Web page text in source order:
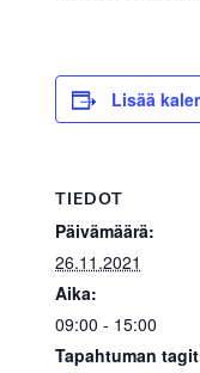
Lisää
TIEDOT
Päivämäärä:
26.11.2021
Aika:
09:00 - 15:00
Tapahtuman